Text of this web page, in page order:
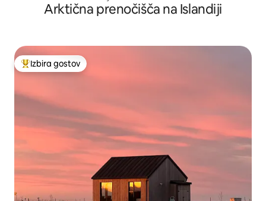
Arktična prenočišča na Islandiji
Najbolj priljubljena prenočišča z značko »Izbira gostov«
Izbira gostov